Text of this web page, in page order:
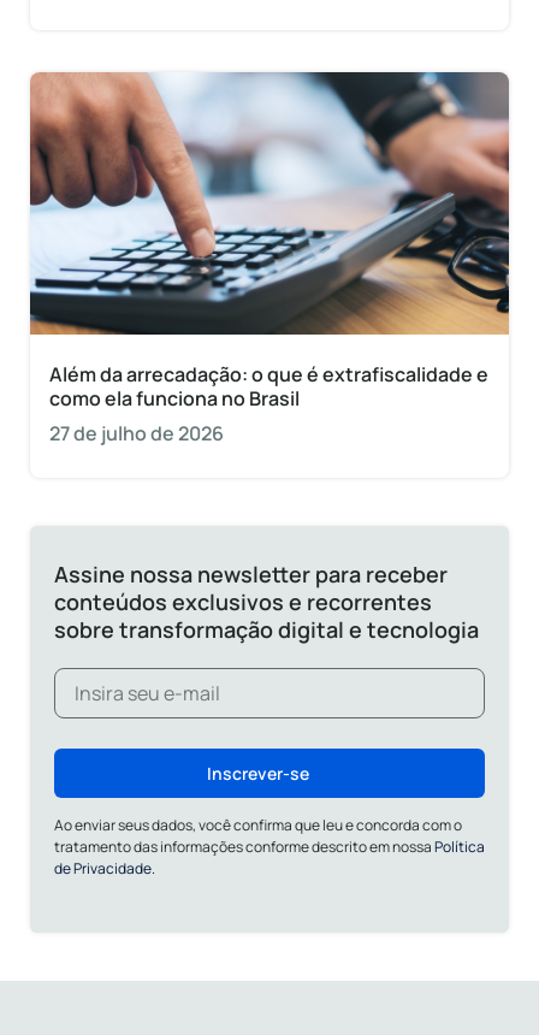
Além da arrecadação: o que é extrafiscalidade e
como ela funciona no Brasil
27 de julho de 2026
Assine nossa newsletter para receber
conteúdos exclusivos e recorrentes
sobre transformação digital e tecnologia
Inscrever-se
Ao enviar seus dados, você confirma que leu e concorda com o
tratamento das informações conforme descrito em nossaPolítica
de Privacidade.